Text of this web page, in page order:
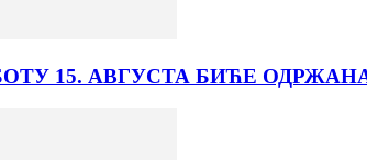
15. АВГУСТА БИЋЕ